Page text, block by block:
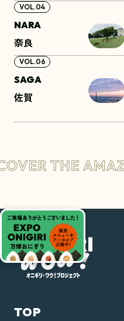
VOL.04
NARA
奈良
VOL.06
SAGA
佐賀
TOP